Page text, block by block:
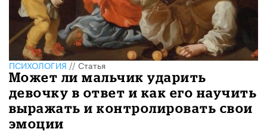
ПСИХОЛОГИЯ//Статья
Может ли мальчик ударить
девочку в ответ и как его научить
выражать и контролировать свои
эмоции